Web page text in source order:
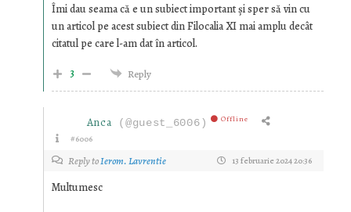
Îmi dau seama că e un subiect important și sper să vin cu
un articol pe acest subiect din Filocalia XI mai amplu decât
citatul pe care l-am dat în articol.
3
Reply
Anca (@guest_6006) Offline
#6006
Reply toIerom. Lavrentie 13 februarie 2024 20:36
Multumesc